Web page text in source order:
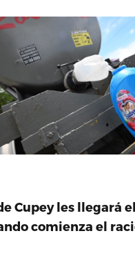
Cupey les llegará
comienza el